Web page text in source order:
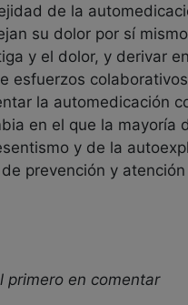
de la
su dolor por sí
y el dolor, y derivar
esfuerzos
la automedicación
en el que la
y de la
prevención y
primero en comentar